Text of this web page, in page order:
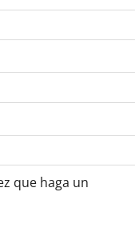
que haga un